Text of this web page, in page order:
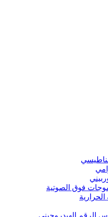
فوق الصوتية
الرقم الهيدروجيني